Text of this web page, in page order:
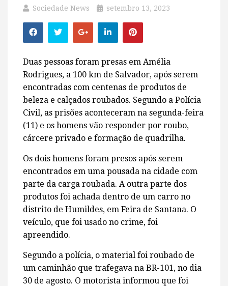
Sociedade News setembro 13, 2023
Duas pessoas foram presas em Amélia
Rodrigues, a 100 km de Salvador, após serem
encontradas com centenas de produtos de
beleza e calçados roubados. Segundo a Polícia
Civil, as prisões aconteceram na segunda-feira
(11) e os homens vão responder por roubo,
cárcere privado e formação de quadrilha.
Os dois homens foram presos após serem
encontrados em uma pousada na cidade com
parte da carga roubada. A outra parte dos
produtos foi achada dentro de um carro no
distrito de Humildes, em Feira de Santana. O
veículo, que foi usado no crime, foi
apreendido.
Segundo a polícia, o material foi roubado de
um caminhão que trafegava na BR-101, no dia
30 de agosto. O motorista informou que foi